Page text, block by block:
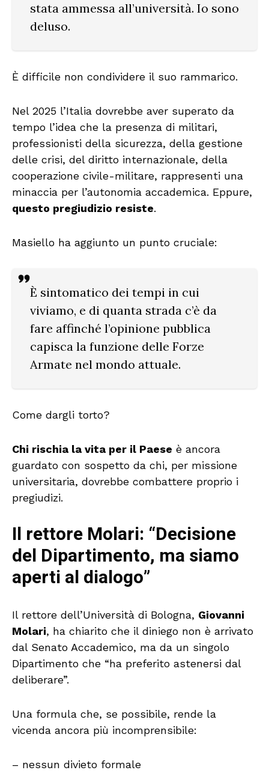
stata ammessa all’università. Io sono
deluso.
È difficile non condividere il suo rammarico.
Nel 2025 l’Italia dovrebbe aver superato da
tempo l’idea che la presenza di militari,
professionisti della sicurezza, della gestione
delle crisi, del diritto internazionale, della
cooperazione civile-militare, rappresenti una
minaccia per l’autonomia accademica. Eppure,
questo pregiudizio resiste.
Masiello ha aggiunto un punto cruciale:
È sintomatico dei tempi in cui
viviamo, e di quanta strada c’è da
fare affinché l’opinione pubblica
capisca la funzione delle Forze
Armate nel mondo attuale.
Come dargli torto?
Chi rischia la vita per il Paese è ancora
guardato con sospetto da chi, per missione
universitaria, dovrebbe combattere proprio i
pregiudizi.
Il rettore Molari: “Decisione
del Dipartimento, ma siamo
aperti al dialogo”
Il rettore dell’Università di Bologna, Giovanni
Molari, ha chiarito che il diniego non è arrivato
dal Senato Accademico, ma da un singolo
Dipartimento che “ha preferito astenersi dal
deliberare”.
Una formula che, se possibile, rende la
vicenda ancora più incomprensibile:
– nessun divieto formale